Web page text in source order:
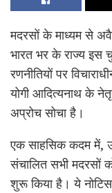
मदरसों के माध्यम से
भारत भर के राज्य इस
रणनीतियों पर
योगी आदित्यनाथ के
अप्रोच सोचा है।
एक साहसिक कदम में,
संचालित सभी मदरसों
शुरू किया है। ये